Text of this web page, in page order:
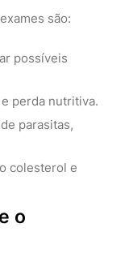
são:
possíveis
perda nutritiva.
parasitas,
colesterol e
o